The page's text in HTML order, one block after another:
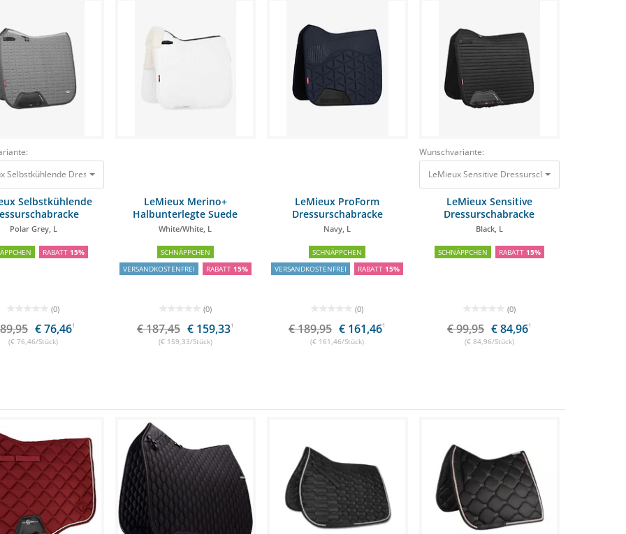
Selbstkühlende Dressurschabracke Polar Grey, L
Selbstkühlende
Polar Grey, L
RABATT 15%
(0)
€ 76,461
(€ 76,46/Stück)
LeMieux Merino+
Halbunterlegte Suede
Dressurschabracke
White/White, L
SCHNÄPPCHEN
VERSANDKOSTENFREI
RABATT 15%
(0)
€ 187,45 € 159,331
(€ 159,33/Stück)
LeMieux ProForm
Dressurschabracke
Navy, L
SCHNÄPPCHEN
VERSANDKOSTENFREI
RABATT 15%
(0)
€ 189,95 € 161,461
(€ 161,46/Stück)
Wunschvariante:
LeMieux Sensitive Dressurschabracke Black, L
LeMieux Sensitive
Dressurschabracke
Black, L
SCHNÄPPCHEN RABATT 15%
(0)
€ 99,95 € 84,961
(€ 84,96/Stück)